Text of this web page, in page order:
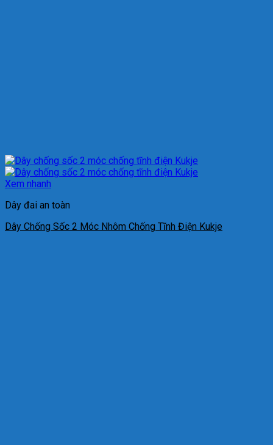
Xem nhanh
Dây đai an toàn
Dây Chống Sốc 2 Móc Nhôm Chống Tĩnh Điện Kukje